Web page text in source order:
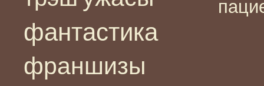
фантастика
франшизы